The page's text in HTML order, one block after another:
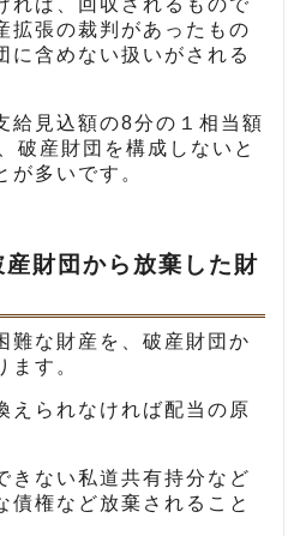
れば、回収されるもので
拡張の裁判があったもの
に含めない扱いがされる
給見込額の8分の１相当額
破産財団を構成しないと
が多いです。
財団から放棄した財
難な財産を、破産財団か
ます。
えられなければ配当の原
きない私道共有持分など
債権など放棄されること